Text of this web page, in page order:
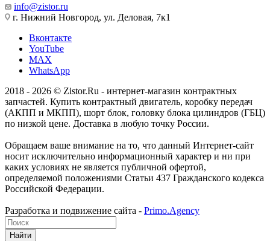
info@zistor.ru
г. Нижний Новгород, ул. Деловая, 7к1
Вконтакте
YouTube
MAX
WhatsApp
2018 - 2026 © Zistor.Ru - интернет-магазин контрактных
запчастей. Купить контрактный двигатель, коробку передач
(АКПП и МКПП), шорт блок, головку блока цилиндров (ГБЦ)
по низкой цене. Доставка в любую точку России.
Обращаем ваше внимание на то, что данный Интернет-сайт
носит исключительно информационный характер и ни при
каких условиях не является публичной офертой,
определяемой положениями Статьи 437 Гражданского кодекса
Российской Федерации.
Разработка и подвижение сайта - Primo.Agency
Найти